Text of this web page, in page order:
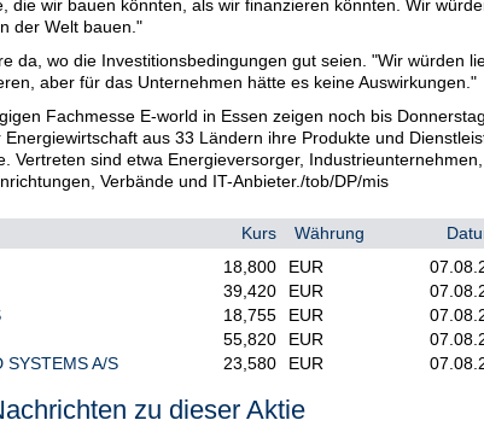
die wir bauen könnten, als wir finanzieren könnten. Wir
der Welt bauen."
da, wo die Investitionsbedingungen gut seien. "Wir würden
aber für das Unternehmen hätte es keine Auswirkungen."
Fachmesse E-world in Essen zeigen noch bis
Energiewirtschaft aus 33 Ländern ihre Produkte und
Vertreten sind etwa Energieversorger, Industrieunternehmen,
Verbände und IT-Anbieter./tob/DP/mis
Kurs Währung
18,800 EUR
39,420 EUR
18,755 EUR
55,820 EUR
SYSTEMS A/S
23,580 EUR
zu dieser Aktie